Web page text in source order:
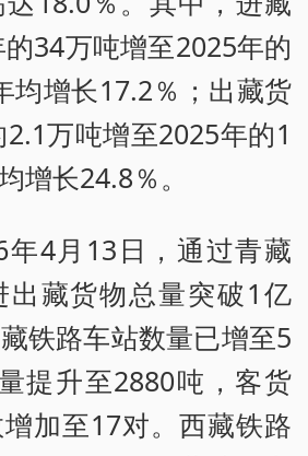
34万吨增至2025年的
均增长17.2％；出藏货
万吨增至2025年的1
增长24.8％。
年4月13日，通过青藏
出藏货物总量突破1亿
铁路车站数量已增至5
提升至2880吨，客货
加至17对。西藏铁路